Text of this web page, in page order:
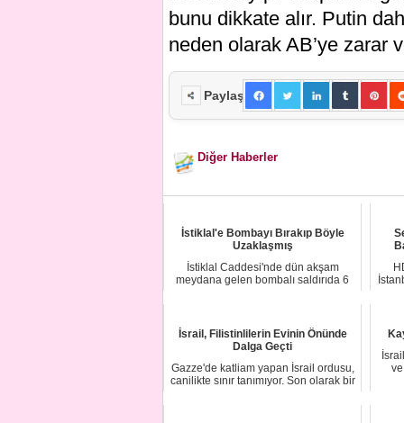
bunu dikkate alır. Putin
neden olarak AB’ye zarar
Paylaş
Diğer Haberler
İstiklal'e Bombayı Bırakıp Böyle
Uzaklaşmış
İstiklal Caddesi'nde dün akşam
meydana gelen bombalı saldırıda 6
İsrail, Filistinlilerin Evinin Önünde
Dalga Geçti
Gazze'de katliam yapan İsrail ordusu,
canilikte sınır tanımıyor. Son olarak bir